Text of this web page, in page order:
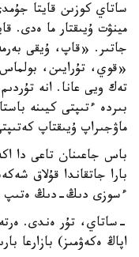
ساتاي كوزىن قايتا
مينۋت ۇيىقتار ما ەدى.
جاتىر. «قاپ، ۇيقى
«قوي، تۇرايىن،
تەك ويى عانا. انە
بىردە ءتىپتى كيىنە
ماۋجىراپ ۇيىقتاپ
باس جاعىنان تاعى دا
بارا جاتقاندا قۇلاق
ءسوزى دىڭ-دىڭ ەتىپ
-ساتاي، تۇر ەندى.
اپاڭ ەكەۋمىز) بازارعا